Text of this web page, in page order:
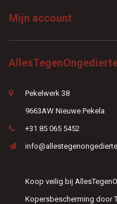
Mijn account
Pekelwerk 38
9663AW Nieuwe Pekela
+31 85 065 5452
Koop veilig bij
Kopersbescherming door